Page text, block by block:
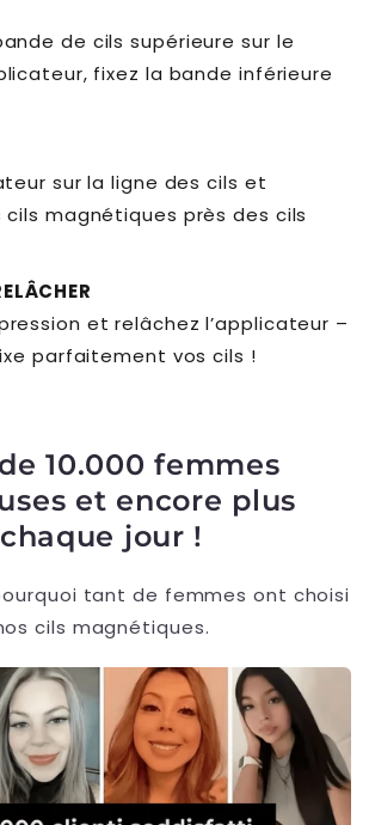
de cils supérieure sur le
fixez la bande inférieure
sur la ligne des cils et
magnétiques près des cils
et relâchez l’applicateur –
parfaitement vos cils !
10.000 femmes
et encore plus
chaque jour !
tant de femmes ont choisi
cils magnétiques.